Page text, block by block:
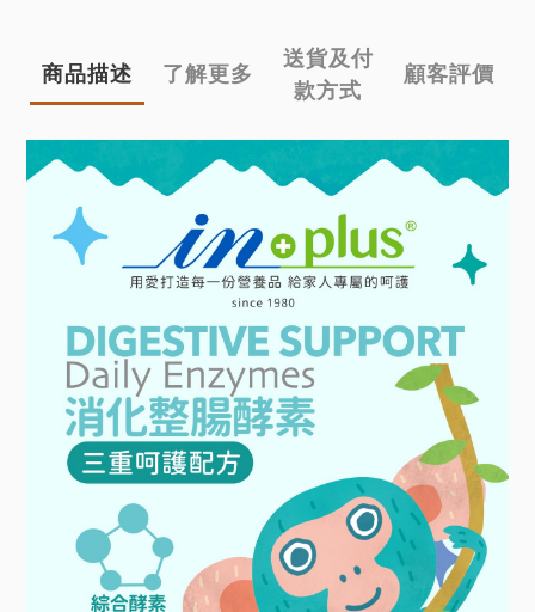
商品描述 了解更多
送貨及付
款方式
顧客評價